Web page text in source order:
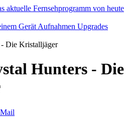
Gerät Aufnahmen Upgrades
Hunters - Die